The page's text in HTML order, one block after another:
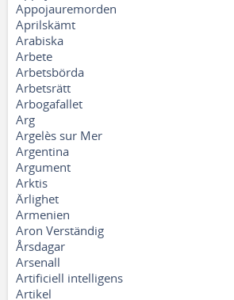
Appojauremorden
Aprilskämt
Arabiska
Arbete
Arbetsbörda
Arbetsrätt
Arbogafallet
Arg
Argelès sur Mer
Argentina
Argument
Arktis
Ärlighet
Armenien
Aron Verständig
Årsdagar
Arsenall
Artificiell intelligens
Artikel